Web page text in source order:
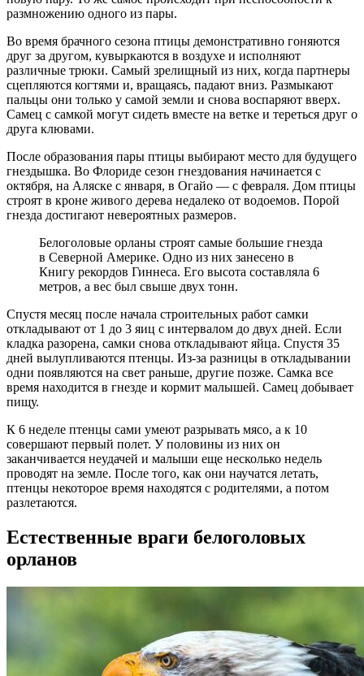
размножению одного из пары.
Во время брачного сезона птицы демонстративно гоняются
друг за другом, кувыркаются в воздухе и исполняют
различные трюки. Самый зрелищный из них, когда партнеры
сцепляются когтями и, вращаясь, падают вниз. Размыкают
пальцы они только у самой земли и снова воспаряют вверх.
Самец с самкой могут сидеть вместе на ветке и тереться друг о
друга клювами.
После образования пары птицы выбирают место для будущего
гнездышка. Во Флориде сезон гнездования начинается с
октября, на Аляске с января, в Огайо — с февраля. Дом птицы
строят в кроне живого дерева недалеко от водоемов. Порой
гнезда достигают невероятных размеров.
Белоголовые орланы строят самые большие гнезда
в Северной Америке. Одно из них занесено в
Книгу рекордов Гиннеса. Его высота составляла 6
метров, а вес был свыше двух тонн.
Спустя месяц после начала строительных работ самки
откладывают от 1 до 3 яиц с интервалом до двух дней. Если
кладка разорена, самки снова откладывают яйца. Спустя 35
дней вылупливаются птенцы. Из-за разницы в откладывании
одни появляются на свет раньше, другие позже. Самка все
время находится в гнезде и кормит малышей. Самец добывает
пищу.
К 6 неделе птенцы сами умеют разрывать мясо, а к 10
совершают первый полет. У половины из них он
заканчивается неудачей и малыши еще несколько недель
проводят на земле. После того, как они научатся летать,
птенцы некоторое время находятся с родителями, а потом
разлетаются.
Естественные враги белоголовых
орланов